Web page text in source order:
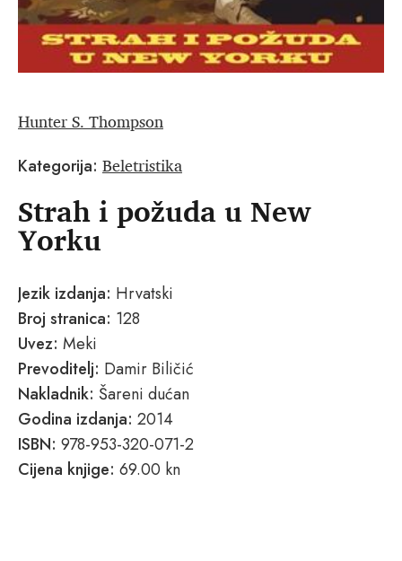
Hunter S. Thompson
Kategorija: Beletristika
Strah i požuda u New
Yorku
Jezik izdanja: Hrvatski
Broj stranica: 128
Uvez: Meki
Prevoditelj: Damir Biličić
Nakladnik: Šareni dućan
Godina izdanja: 2014
ISBN: 978-953-320-071-2
Cijena knjige: 69.00 kn